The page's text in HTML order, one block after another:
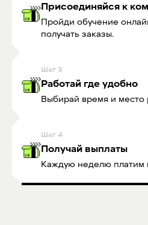
Присоединяйся к
Пройди обучение
получать заказы.
Шаг 3
Работай где удобно
Выбирай время и место
Шаг 4
Получай выплаты
Каждую неделю платим